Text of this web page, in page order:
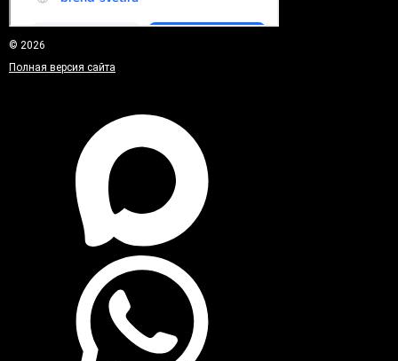
© 2026
Полная версия сайта